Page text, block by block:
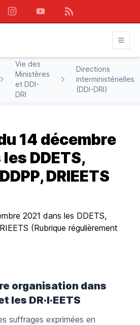
InstagramYoutubeRSS
Vie des
Ministères
et DDI-
DRI
Directions
interministérielles
(DDI-DRI)
14 décembre
DDETS,
DRIEETS
2021 dans les DDETS,
(Rubrique régulièrement
organisation dans
les DR·I·EETS
suffrages exprimées en